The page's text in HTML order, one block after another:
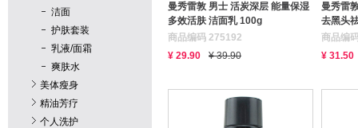
洁面
护肤套装
乳液/面霜
爽肤水
美体瘦身
精油芳疗
个人洗护
曼秀雷敦 男士 活炭深层 能量保湿
多效活肤 洁面乳 100g
商品编码 275192
¥ 29.90
¥ 39.90
曼秀雷
去黑头
商品编
¥ 31.50